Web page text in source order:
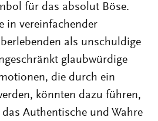
für das absolut Böse.
in vereinfachender
als unschuldige
glaubwürdige
die durch ein
könnten dazu führen,
Authentische und Wahre